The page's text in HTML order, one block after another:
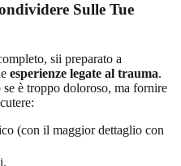
Sulle Tue
sii preparato a
esperienze legate al trauma.
è troppo doloroso, ma fornire
(con il maggior dettaglio con